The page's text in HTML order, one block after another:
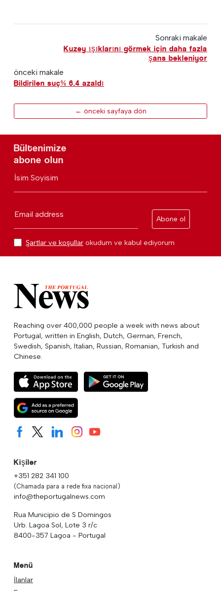
Sonraki makale
Kuzey ışıklarını görmek için daha fazla
şans bekleniyor
önceki makale
Bildirilen suç% 6.4 azaldı
← önceki sayfaya dön
Bültenimize
abone olun
İsim Soyisim
Email address
Abone ol
Şartlar ve koşullar okudum ve kabul ediyorum
Reaching over 400,000 people a week with news about
Portugal, written in English, Dutch, German, French,
Swedish, Spanish, Italian, Russian, Romanian, Turkish and
Chinese.
Kişiler
+351 282 341 100
(Chamada para a rede fixa nacional)
info@theportugalnews.com
Rua Municipio de S Domingos
Urb. Lagoa Sol, Lote 3 r/c
8400-357 Lagoa - Portugal
Menü
İlanlar